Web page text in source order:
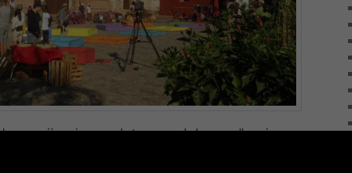
premières images du tournage de la nouvelle saison
qui commence au Guatemala .